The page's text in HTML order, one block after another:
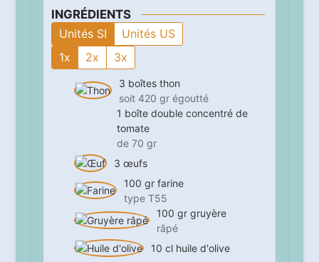
INGRÉDIENTS
Unités SI
Unités US
1x
2x 3x
3 boîtes thon
soit 420 gr égoutté
1 boîte double concentré de
tomate
de 70 gr
3 œufs
100 gr farine
type T55
100 gr gruyère
râpé
10 cl huile d'olive